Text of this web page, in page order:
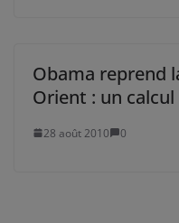
Obama reprend
Orient : un
28 août 2010 0